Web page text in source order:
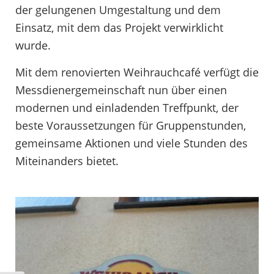
der gelungenen Umgestaltung und dem
Einsatz, mit dem das Projekt verwirklicht
wurde.
Mit dem renovierten Weihrauchcafé verfügt die
Messdienergemeinschaft nun über einen
modernen und einladenden Treffpunkt, der
beste Voraussetzungen für Gruppenstunden,
gemeinsame Aktionen und viele Stunden des
Miteinanders bietet.